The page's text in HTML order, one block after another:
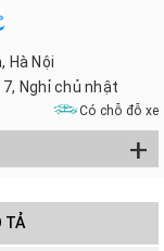
Hà Nội
Nghỉ chủ nhật
Có chỗ đỗ xe
+
TẢ